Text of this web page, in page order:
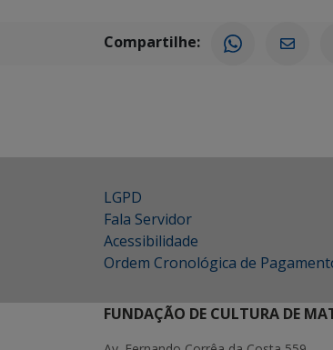
Compartilhe:
LGPD
Fala Servidor
Acessibilidade
Ordem Cronológica de
FUNDAÇÃO DE CULTURA DE